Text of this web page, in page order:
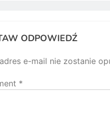
ODPOWIEDŹ
e-mail nie zostanie
*